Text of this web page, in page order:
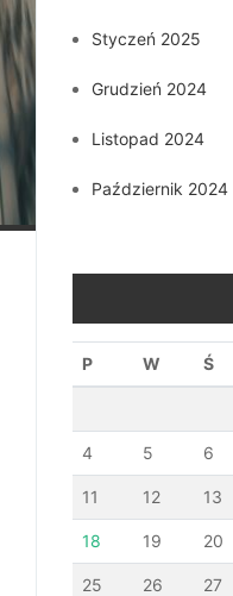
Styczeń 2025
Grudzień 2024
Listopad 2024
Październik 2024
P W Ś
4 5 6
11 12 13
18 19 20
25 26 27